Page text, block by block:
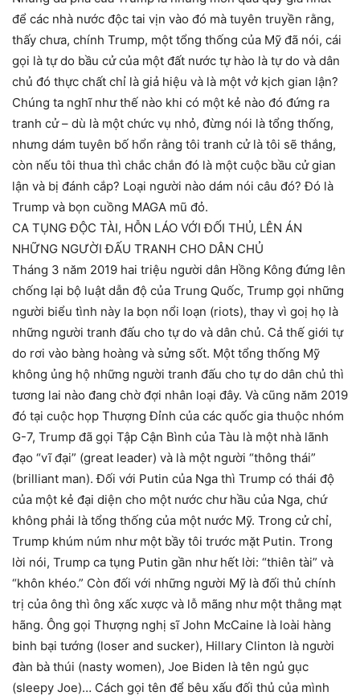
để các nhà nước độc tai vịn vào đó mà tuyên truyền rằng,
thấy chưa, chính Trump, một tổng thống của Mỹ đã nói, cái
gọi là tự do bầu cử của một đất nước tự hào là tự do và dân
chủ đó thực chất chỉ là giả hiệu và là một vở kịch gian lận?
Chúng ta nghĩ như thế nào khi có một kẻ nào đó đứng ra
tranh cử – dù là một chức vụ nhỏ, đừng nói là tổng thống,
nhưng dám tuyên bố hổn rằng tôi tranh cử là tôi sẽ thắng,
còn nếu tôi thua thì chắc chắn đó là một cuộc bầu cử gian
lận và bị đánh cắp? Loại người nào dám nói câu đó? Đó là
Trump và bọn cuồng MAGA mũ đỏ.
CA TỤNG ĐỘC TÀI, HỖN LÁO VỚI ĐỐI THỦ, LÊN ÁN
NHỮNG NGƯỜI ĐẤU TRANH CHO DÂN CHỦ
Tháng 3 năm 2019 hai triệu người dân Hồng Kông đứng lên
chống lại bộ luật dẫn độ của Trung Quốc, Trump gọi những
người biểu tình này la bọn nổi loạn (riots), thay vì goị họ là
những người tranh đấu cho tự do và dân chủ. Cả thế giới tự
do rơi vào bàng hoàng và sửng sốt. Một tổng thống Mỹ
không ủng hộ những người tranh đấu cho tự do dân chủ thì
tương lai nào đang chờ đợi nhân loại đây. Và cũng năm 2019
đó tại cuộc họp Thượng Đỉnh của các quốc gia thuộc nhóm
G-7, Trump đã gọi Tập Cận Bình của Tàu là một nhà lãnh
đạo “vĩ đại” (great leader) và là một người “thông thái”
(brilliant man). Đối với Putin của Nga thì Trump có thái độ
của một kẻ đại diện cho một nước chư hầu của Nga, chứ
không phải là tổng thống của một nước Mỹ. Trong cử chỉ,
Trump khúm núm như một bầy tôi trước mặt Putin. Trong
lời nói, Trump ca tụng Putin gần như hết lời: “thiên tài” và
“khôn khéo.” Còn đối với những người Mỹ là đối thủ chính
trị của ông thì ông xấc xược và lỗ mãng như một thằng mạt
hãng. Ông gọi Thượng nghị sĩ John McCaine là loài hàng
binh bại tướng (loser and sucker), Hillary Clinton là người
đàn bà thúi (nasty women), Joe Biden là tên ngủ gục
(sleepy Joe)… Cách gọi tên để bêu xấu đối thủ của mình